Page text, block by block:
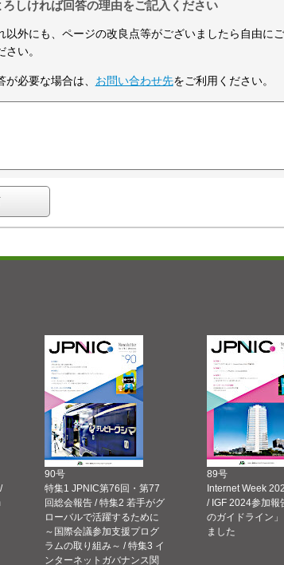
ろしければ回答の理由をご記入ください
以外にも、ページの改良点等がございましたら自由に
さい。
が必要な場合は、 お問い合わせ先をご利用ください。
90号
特集1 JPNIC第76回・第77
回総会報告 / 特集2 若手がグ
ローバルで活躍するために
～国際会議参加支援プログ
ラムの取り組み～ / 特集3 イ
ンターネットガバナンス関
89号
Internet Week
/ IGF 2024参加報
のガイドライン
ました